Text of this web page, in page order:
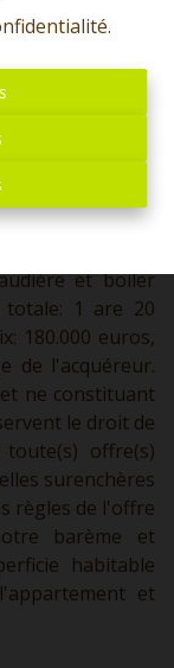
.
commerce +
Rez: Commerce
pièce de
du commerce
de douche,
vitrage pour le
et boiler
totale: 1 are 20
180.000 euros,
de l'acquéreur.
ne constituant
le droit de
offre(s)
surenchères
règles de l'offre
barème et
habitable
et